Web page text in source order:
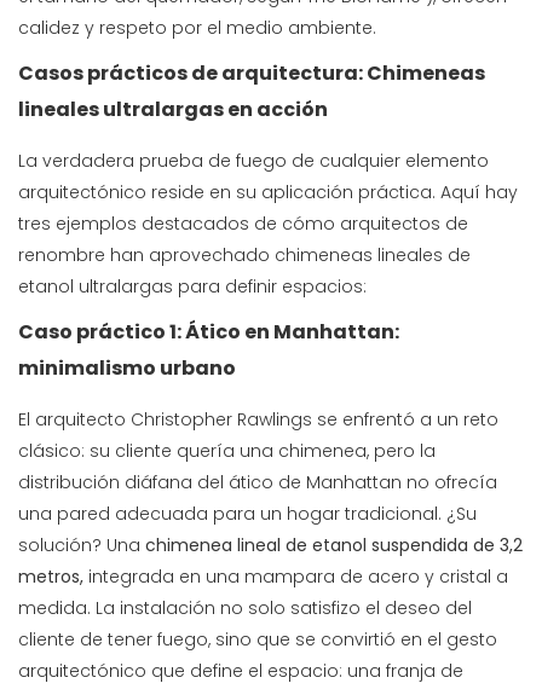
calidez y respeto por el medio ambiente.
Casos prácticos de arquitectura: Chimeneas
lineales ultralargas en acción
La verdadera prueba de fuego de cualquier elemento
arquitectónico reside en su aplicación práctica. Aquí hay
tres ejemplos destacados de cómo arquitectos de
renombre han aprovechado chimeneas lineales de
etanol ultralargas para definir espacios:
Caso práctico 1: Ático en Manhattan:
minimalismo urbano
El arquitecto Christopher Rawlings se enfrentó a un reto
clásico: su cliente quería una chimenea, pero la
distribución diáfana del ático de Manhattan no ofrecía
una pared adecuada para un hogar tradicional. ¿Su
solución? Una chimenea lineal de etanol suspendida de 3,2
metros, integrada en una mampara de acero y cristal a
medida. La instalación no solo satisfizo el deseo del
cliente de tener fuego, sino que se convirtió en el gesto
arquitectónico que define el espacio: una franja de